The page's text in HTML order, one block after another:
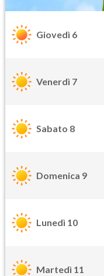
Giovedì 6
Venerdì 7
Sabato 8
Domenica 9
Lunedì 10
Martedì 11